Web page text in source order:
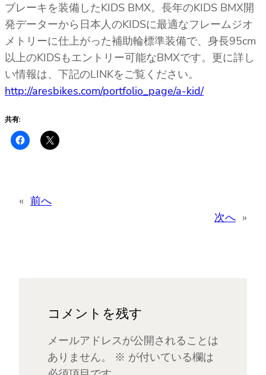
ブレーキを装備したKIDS BMX。長年のKIDS BMX開
発データーから日本人のKIDSに最適なフレームジオ
メトリーに仕上がった補助輪標準装備で、身長95cm
以上のKIDSもエントリー可能なBMXです。更に詳し
い情報は、下記のLINKをご覧ください。
http://aresbikes.com/portfolio_page/a-kid/
共有:
« 前へ
次へ »
コメントを残す
メールアドレスが公開されることは
ありません。
※ が付いている欄は